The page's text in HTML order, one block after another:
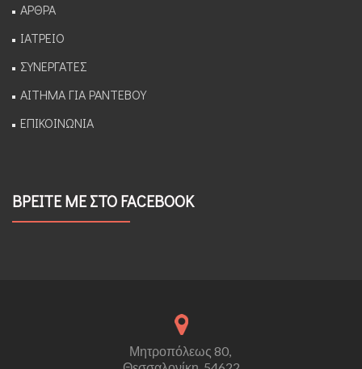
ΑΡΘΡΑ
ΙΑΤΡΕΙΟ
ΣΥΝΕΡΓΑΤΕΣ
ΑΙΤΗΜΑ ΓΙΑ ΡΑΝΤΕΒΟΥ
ΕΠΙΚΟΙΝΩΝΙΑ
ΒΡΕΙΤΕ ΜΕ ΣΤΟ FACEBOOK
Μητροπόλεως 80,